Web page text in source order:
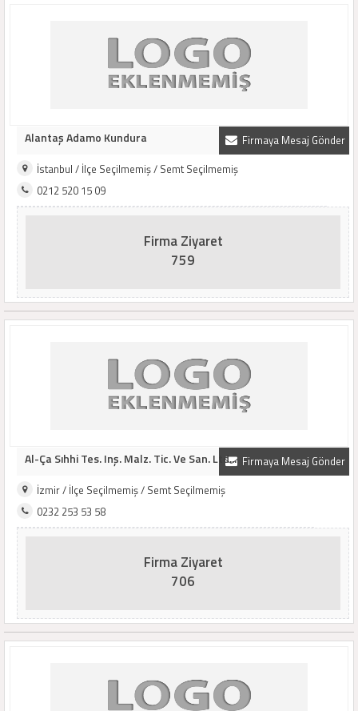
Firmaya Mesaj Gönder
Alantaş Adamo Kundura
İstanbul / İlçe Seçilmemiş / Semt Seçilmemiş
0212 520 15 09
Firma Ziyaret
759
Firmaya Mesaj Gönder
Al-Ça Sıhhi Tes. Inş. Malz. Tic. Ve San. Ltd...
İzmir / İlçe Seçilmemiş / Semt Seçilmemiş
0232 253 53 58
Firma Ziyaret
706